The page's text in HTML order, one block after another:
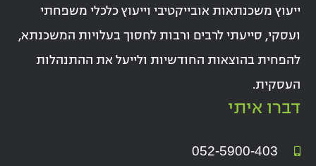
ייעוץ משכנתאות אובייקטיבי וייעוץ כלכלי משפחתי
ועסקי, סייעתי לרבים ורבות לחסוך בעלויות המשכנתא,
להפחית בהוצאות החודשיות ולייעל את ההתנהלות
העסקית.
דברו איתי
052-5900-403